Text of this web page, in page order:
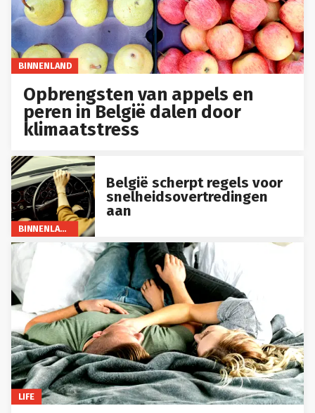
BINNENLAND
Opbrengsten van appels en
peren in België dalen door
klimaatstress
BINNENLAND
België scherpt regels voor
snelheidsovertredingen
aan
LIFE